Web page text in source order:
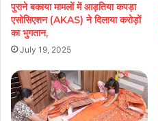
पुराने बकाया मामलों में आड़तिया कपड़ा
एसोसिएशन (AKAS) ने दिलाया करोड़ों
का भुगतान,
July 19, 2025